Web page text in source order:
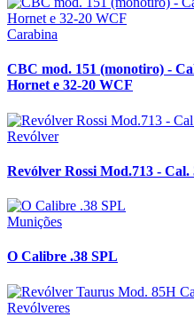
Carabina
CBC mod. 151 (monotiro) -
Hornet e 32-20 WCF
Revólver
Revólver Rossi Mod.713 -
Munições
O Calibre .38 SPL
Revólveres